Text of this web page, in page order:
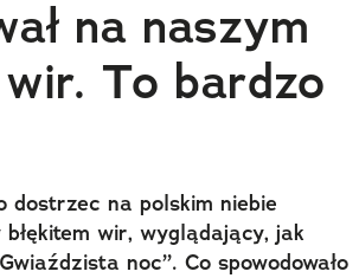
na naszym
To bardzo
dostrzec na polskim niebie
wir, wyglądający, jak
noc”. Co spowodowało